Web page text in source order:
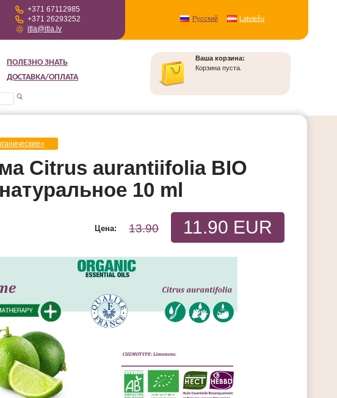
ПОЛЕЗНО ЗНАТЬ
ДОСТАВКА/ОПЛАТА
Ваша корзина:
Корзина пуста.
+371 67112985
+371 26293252
itla@itla.lv
Русский Latviešu
Citrus aurantiifolia BIO
10 ml
11.90 EUR
13.90
Цена: